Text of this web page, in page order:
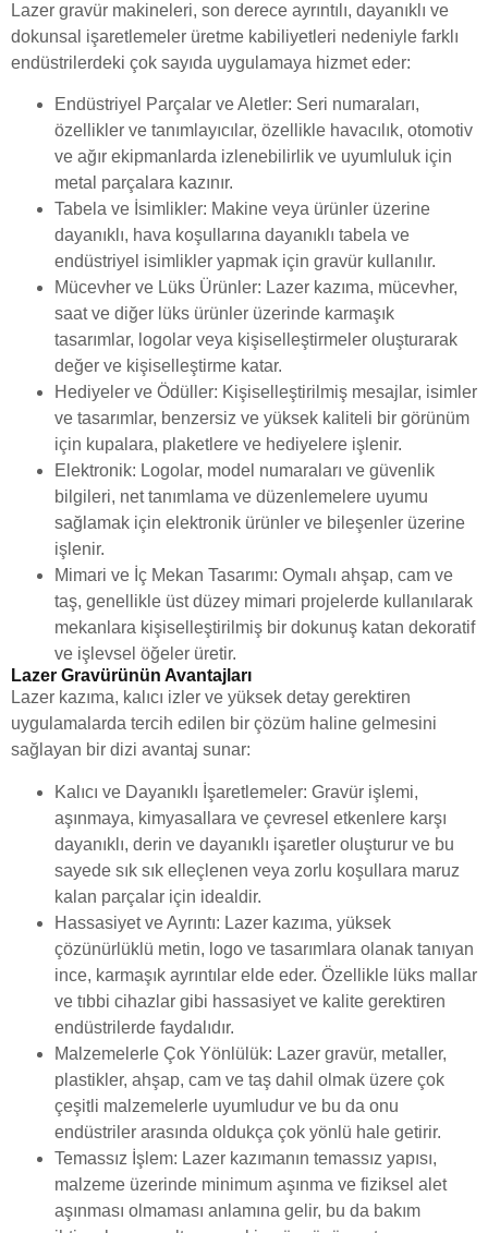
Lazer gravür makineleri, son derece ayrıntılı, dayanıklı ve
dokunsal işaretlemeler üretme kabiliyetleri nedeniyle farklı
endüstrilerdeki çok sayıda uygulamaya hizmet eder:
Endüstriyel Parçalar ve Aletler: Seri numaraları,
özellikler ve tanımlayıcılar, özellikle havacılık, otomotiv
ve ağır ekipmanlarda izlenebilirlik ve uyumluluk için
metal parçalara kazınır.
Tabela ve İsimlikler: Makine veya ürünler üzerine
dayanıklı, hava koşullarına dayanıklı tabela ve
endüstriyel isimlikler yapmak için gravür kullanılır.
Mücevher ve Lüks Ürünler: Lazer kazıma, mücevher,
saat ve diğer lüks ürünler üzerinde karmaşık
tasarımlar, logolar veya kişiselleştirmeler oluşturarak
değer ve kişiselleştirme katar.
Hediyeler ve Ödüller: Kişiselleştirilmiş mesajlar, isimler
ve tasarımlar, benzersiz ve yüksek kaliteli bir görünüm
için kupalara, plaketlere ve hediyelere işlenir.
Elektronik: Logolar, model numaraları ve güvenlik
bilgileri, net tanımlama ve düzenlemelere uyumu
sağlamak için elektronik ürünler ve bileşenler üzerine
işlenir.
Mimari ve İç Mekan Tasarımı: Oymalı ahşap, cam ve
taş, genellikle üst düzey mimari projelerde kullanılarak
mekanlara kişiselleştirilmiş bir dokunuş katan dekoratif
ve işlevsel öğeler üretir.
Lazer Gravürünün Avantajları
Lazer kazıma, kalıcı izler ve yüksek detay gerektiren
uygulamalarda tercih edilen bir çözüm haline gelmesini
sağlayan bir dizi avantaj sunar:
Kalıcı ve Dayanıklı İşaretlemeler: Gravür işlemi,
aşınmaya, kimyasallara ve çevresel etkenlere karşı
dayanıklı, derin ve dayanıklı işaretler oluşturur ve bu
sayede sık sık elleçlenen veya zorlu koşullara maruz
kalan parçalar için idealdir.
Hassasiyet ve Ayrıntı: Lazer kazıma, yüksek
çözünürlüklü metin, logo ve tasarımlara olanak tanıyan
ince, karmaşık ayrıntılar elde eder. Özellikle lüks mallar
ve tıbbi cihazlar gibi hassasiyet ve kalite gerektiren
endüstrilerde faydalıdır.
Malzemelerle Çok Yönlülük: Lazer gravür, metaller,
plastikler, ahşap, cam ve taş dahil olmak üzere çok
çeşitli malzemelerle uyumludur ve bu da onu
endüstriler arasında oldukça çok yönlü hale getirir.
Temassız İşlem: Lazer kazımanın temassız yapısı,
malzeme üzerinde minimum aşınma ve fiziksel alet
aşınması olmaması anlamına gelir, bu da bakım